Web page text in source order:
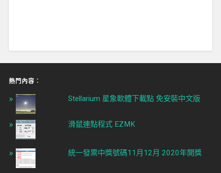
熱門內容︰
Stellarium 星象軟體下載點 免安裝中文版
滑鼠連點程式 EZMK
統一發票中獎號碼11月12月 2020年開獎